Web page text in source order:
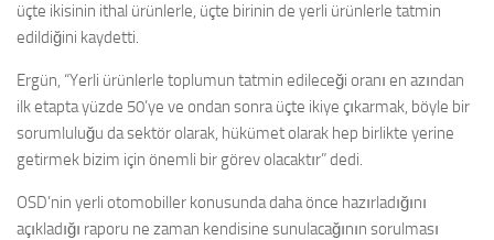
üçte ikisinin ithal ürünlerle, üçte birinin de yerli ürünlerle tatmin
edildiğini kaydetti.
Ergün, “Yerli ürünlerle toplumun tatmin edileceği oranı en azından
ilk etapta yüzde 50’ye ve ondan sonra üçte ikiye çıkarmak, böyle bir
sorumluluğu da sektör olarak, hükümet olarak hep birlikte yerine
getirmek bizim için önemli bir görev olacaktır” dedi.
OSD’nin yerli otomobiller konusunda daha önce hazırladığını
açıkladığı raporu ne zaman kendisine sunulacağının sorulması